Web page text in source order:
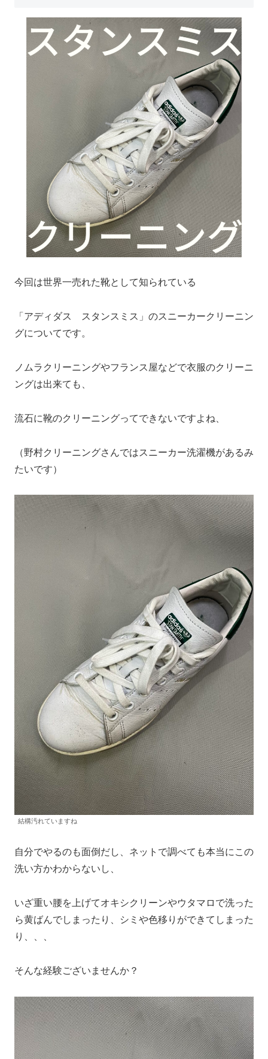
今回は世界一売れた靴として知られている
「アディダス スタンスミス」のスニーカークリーニン
グについてです。
ノムラクリーニングやフランス屋などで衣服のクリーニ
ングは出来ても、
流石に靴のクリーニングってできないですよね、
（野村クリーニングさんではスニーカー洗濯機があるみ
たいです）
結構汚れていますね
自分でやるのも面倒だし、ネットで調べても本当にこの
洗い方かわからないし、
いざ重い腰を上げてオキシクリーンやウタマロで洗った
ら黄ばんでしまったり、シミや色移りができてしまった
り、、、
そんな経験ございませんか？